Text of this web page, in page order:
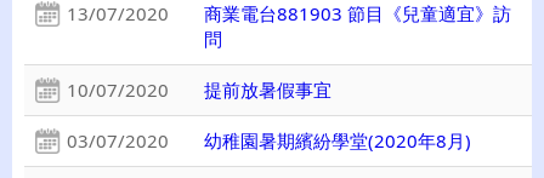
13/07/2020
商業電台881903 節目《兒童適宜》訪
問
10/07/2020 提前放暑假事宜
03/07/2020 幼稚園暑期繽紛學堂(2020年8月)